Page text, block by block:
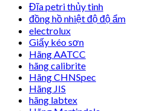
Đĩa petri thủy tinh
đồng hồ nhiệt độ độ ẩm
electrolux
Giấy kéo sơn
Hãng AATCC
hãng calibrite
Hãng CHNSpec
Hãng JIS
hãng labtex